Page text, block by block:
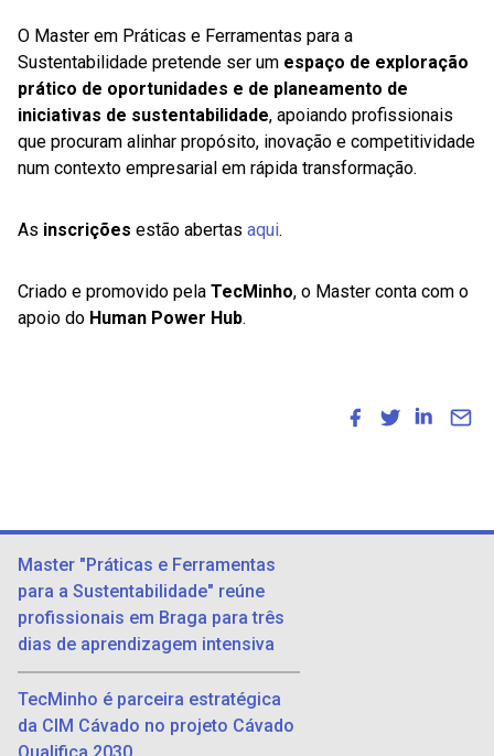
O Master em Práticas e Ferramentas para a
Sustentabilidade pretende ser um espaço de exploração
prático de oportunidades e de planeamento de
iniciativas de sustentabilidade, apoiando profissionais
que procuram alinhar propósito, inovação e competitividade
num contexto empresarial em rápida transformação.
As inscrições estão abertas aqui.
Criado e promovido pela TecMinho, o Master conta com o
apoio do Human Power Hub.
Master "Práticas e Ferramentas
para a Sustentabilidade" reúne
profissionais em Braga para três
dias de aprendizagem intensiva
TecMinho é parceira estratégica
da CIM Cávado no projeto Cávado